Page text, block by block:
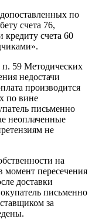
по
счета 76,
кредиту счета 60
п. 59 Методических
недостачи
производится
по вине
письменно
неоплаченные
не
на
момент пересечения
доставки
письменно
за